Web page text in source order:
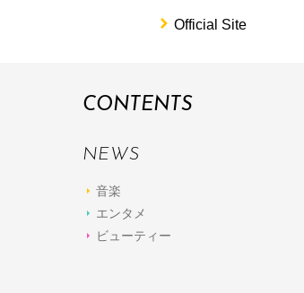
Official Site
CONTENTS
NEWS
音楽
エンタメ
ビューティー